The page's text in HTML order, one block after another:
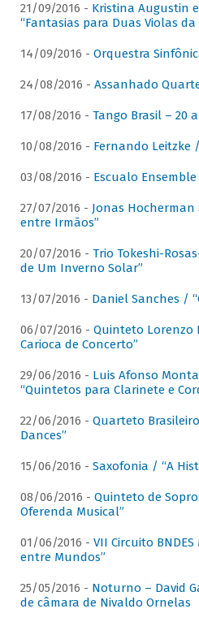
21/09/2016 - Kristina Augustin
“Fantasias para Duas Violas da
14/09/2016 - Orquestra
24/08/2016 - Assanhado
17/08/2016 - Tango Brasil – 20
10/08/2016 - Fernando Leitzke
03/08/2016 - Escualo Ensemble
27/07/2016 - Jonas Hocherman
entre Irmãos”
20/07/2016 - Trio Tokeshi-
de Um Inverno Solar”
13/07/2016 - Daniel Sanches /
06/07/2016 - Quinteto Lorenzo
Carioca de Concerto”
29/06/2016 - Luis Afonso
“Quintetos para Clarinete e
22/06/2016 - Quarteto
Dances”
15/06/2016 - Saxofonia / “A
08/06/2016 - Quinteto de
Oferenda Musical”
01/06/2016 - VII Circuito
entre Mundos”
25/05/2016 - Noturno – David
de câmara de Nivaldo Ornelas